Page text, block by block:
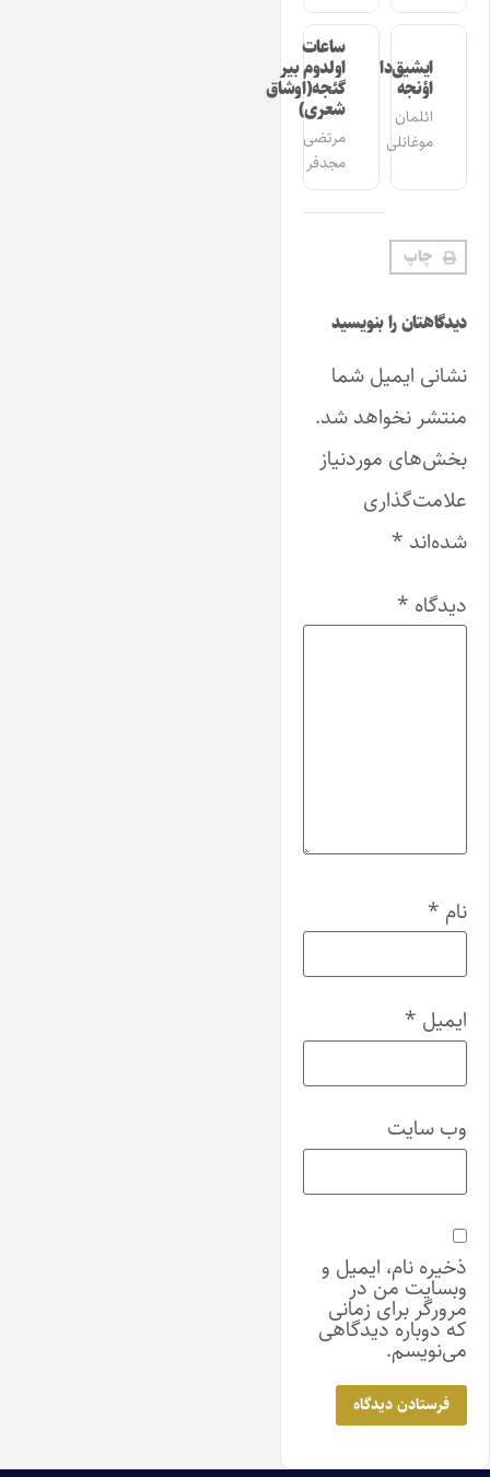
ایشیق‌دان
اؤنجه
ائلمان
موغانلی
ساعات
اولدوم بیر
گئجه(اوشاق
شعری)
مرتضی
مجدفر
چاپ
دیدگاهتان را بنویسید
نشانی ایمیل شما
منتشر نخواهد شد.
بخش‌های موردنیاز
علامت‌گذاری
شده‌اند *
دیدگاه *
نام *
ایمیل *
وب‌ سایت
ذخیره نام، ایمیل و
وبسایت من در
مرورگر برای زمانی
که دوباره دیدگاهی
می‌نویسم.